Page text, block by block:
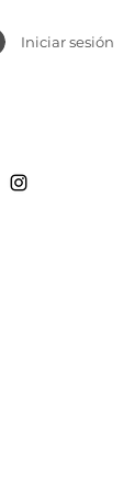
Iniciar sesión